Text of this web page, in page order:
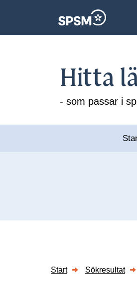
Hitta
- som passar i
Start Sökresultat